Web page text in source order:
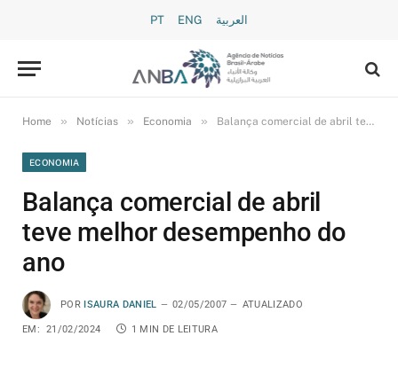
PT ENG العربية
Home » Notícias » Economia » Balança comercial de abril teve melhor desempenho do ano
ECONOMIA
Balança comercial de abril
teve melhor desempenho do
ano
POR ISAURA DANIEL 02/05/2007 ATUALIZADO
EM: 21/02/2024 1 MIN DE LEITURA